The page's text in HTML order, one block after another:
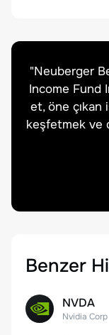
"Neuberger
Income Fund
et, öne
keşfetmek ve
Benzer
NVDA
Nvidia Corp